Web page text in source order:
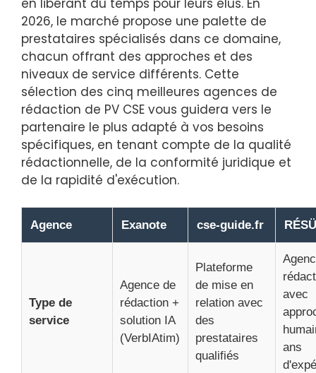
2026, le marché propose une palette de
prestataires spécialisés dans ce domaine,
chacun offrant des approches et des
niveaux de service différents. Cette
sélection des cinq meilleures agences de
rédaction de PV CSE vous guidera vers le
partenaire le plus adapté à vos besoins
spécifiques, en tenant compte de la qualité
rédactionnelle, de la conformité juridique et
de la rapidité d'exécution.
Agence Exanote cse-guide.fr
Type de
service
Agence de
rédaction +
solution IA
(VerbIAtim)
Plateforme
de mise en
relation avec
des
prestataires
qualifiés
avec
ans